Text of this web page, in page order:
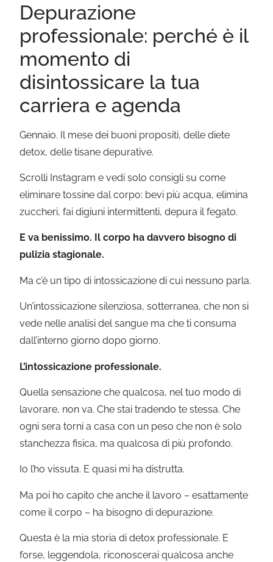
Depurazione
professionale: perché è il
momento di
disintossicare la tua
carriera e agenda
Gennaio. Il mese dei buoni propositi, delle diete
detox, delle tisane depurative.
Scrolli Instagram e vedi solo consigli su come
eliminare tossine dal corpo: bevi più acqua, elimina
zuccheri, fai digiuni intermittenti, depura il fegato.
E va benissimo. Il corpo ha davvero bisogno di
pulizia stagionale.
Ma c’è un tipo di intossicazione di cui nessuno parla.
Un’intossicazione silenziosa, sotterranea, che non si
vede nelle analisi del sangue ma che ti consuma
dall’interno giorno dopo giorno.
L’intossicazione professionale.
Quella sensazione che qualcosa, nel tuo modo di
lavorare, non va. Che stai tradendo te stessa. Che
ogni sera torni a casa con un peso che non è solo
stanchezza fisica, ma qualcosa di più profondo.
Io l’ho vissuta. E quasi mi ha distrutta.
Ma poi ho capito che anche il lavoro – esattamente
come il corpo – ha bisogno di depurazione.
Questa è la mia storia di detox professionale. E
forse, leggendola, riconoscerai qualcosa anche